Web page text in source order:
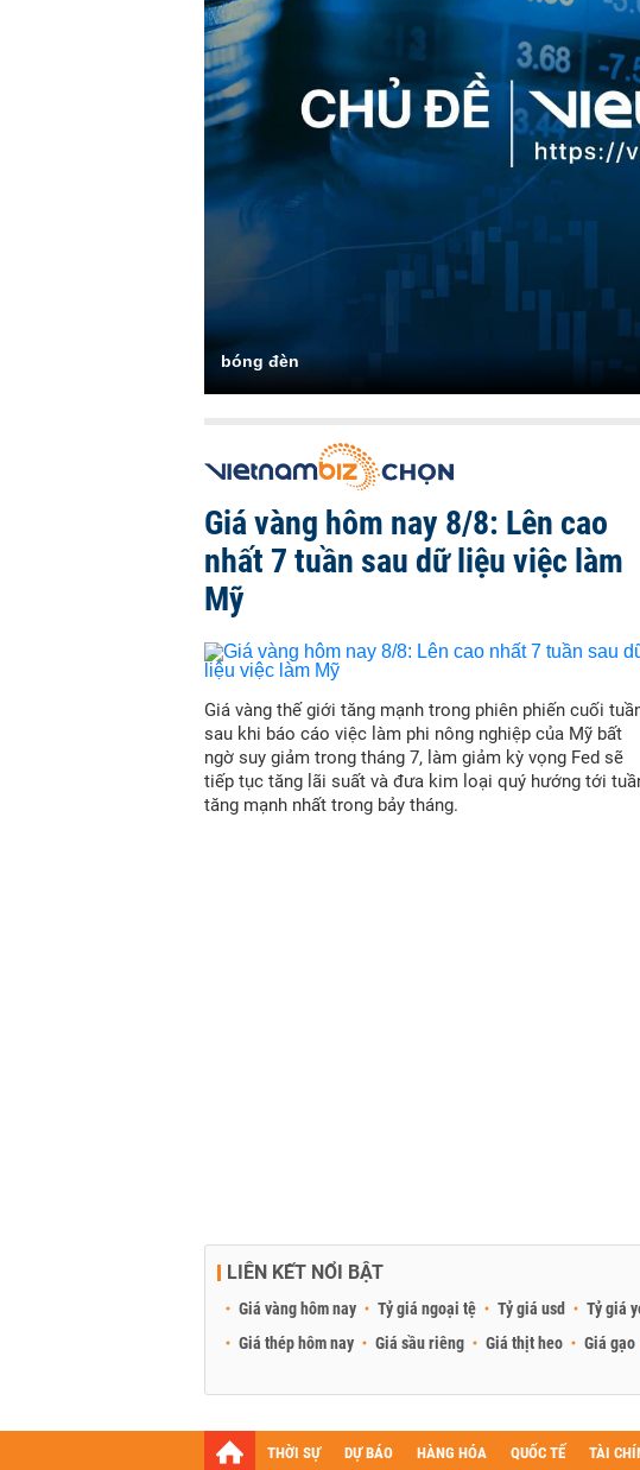
bóng đèn
Giá vàng hôm nay 8/8: Lên cao
nhất 7 tuần sau dữ liệu việc làm
Mỹ
Giá vàng thế giới tăng mạnh trong phiên phiến cuối
sau khi báo cáo việc làm phi nông nghiệp của Mỹ bất
ngờ suy giảm trong tháng 7, làm giảm kỳ vọng Fed sẽ
tiếp tục tăng lãi suất và đưa kim loại quý hướng tới
tăng mạnh nhất trong bảy tháng.
LIÊN KẾT NỔI BẬT
Giá vàng hôm nay Tỷ giá ngoại tệ Tỷ giá usd Tỷ giá
Giá thép hôm nay
Giá sầu riêng Giá thịt heo Giá gạo
THỜI SỰ DỰ BÁO HÀNG HÓA QUỐC TẾ TÀI